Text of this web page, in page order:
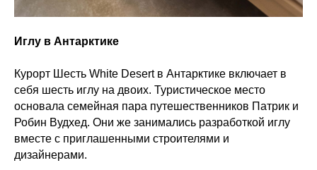
Иглу в Антарктике
Курорт Шесть White Desert в Антарктике включает в
себя шесть иглу на двоих. Туристическое место
основала семейная пара путешественников Патрик и
Робин Вудхед. Они же занимались разработкой иглу
вместе с приглашенными строителями и
дизайнерами.